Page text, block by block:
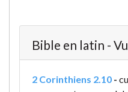
Bible en latin -
2 Corinthiens 2.10 -